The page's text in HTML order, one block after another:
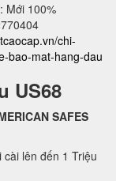
Mới 100%
chi-
bao-mat-hang-dau
US68
SAFES
lên đến 1 Triệu